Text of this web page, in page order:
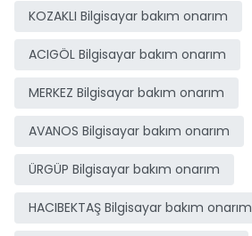
KOZAKLI Bilgisayar bakım onarım
ACIGÖL Bilgisayar bakım onarım
MERKEZ Bilgisayar bakım onarım
AVANOS Bilgisayar bakım onarım
ÜRGÜP Bilgisayar bakım onarım
HACIBEKTAŞ Bilgisayar bakım onarım